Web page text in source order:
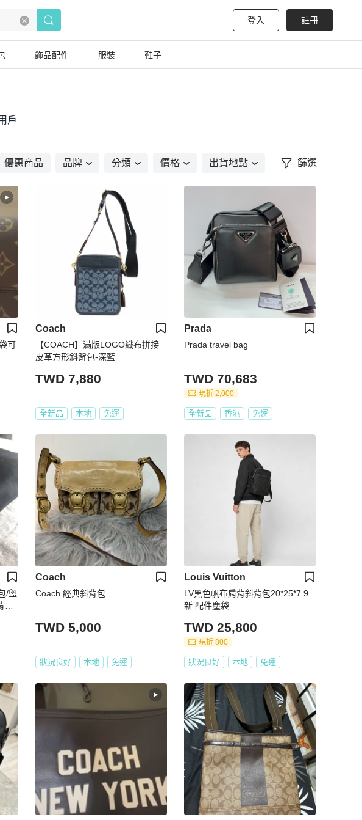
登入 註冊
飾品配件 服裝 鞋子
戶
優惠商品 品牌 分類 價格 出貨地點 篩選
可
Coach
【COACH】滿版LOGO織布拼接
皮革方形斜背包-深藍
TWD 7,880
全新品 本地 免運
Prada
Prada travel bag
TWD 70,683
現折 2,000
全新品 香港 免運
/盥
Coach
Coach 經典斜背包
TWD 5,000
狀況良好 本地 免運
Louis Vuitton
LV黑色帆布肩背斜背包20*25*7 9
新 配件塵袋
TWD 25,800
現折 800
狀況良好 本地 免運